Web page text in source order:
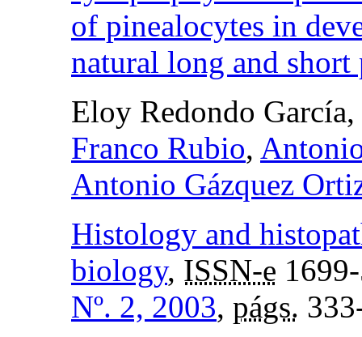
of pinealocytes in
natural long and short
Eloy Redondo García,
Franco Rubio,
Antonio Gázquez
Histology and
biology, ISSN-e
Nº. 2, 2003, págs.